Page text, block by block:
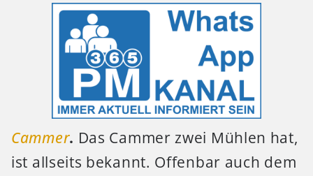
Cammer. Das Cammer zwei Mühlen hat,
ist allseits bekannt. Offenbar auch dem